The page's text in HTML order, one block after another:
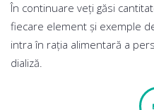
În continuare veți găsi
fiecare element și exemple
intra în rația alimentară a
dializă.